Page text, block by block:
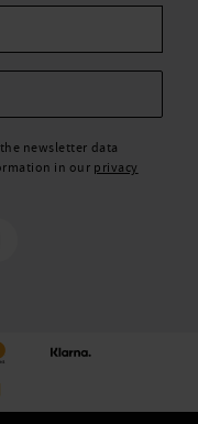
newsletter data
in our privacy